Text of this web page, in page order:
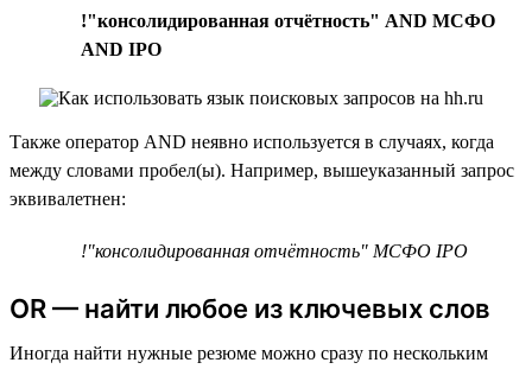
!"консолидированная отчётность" AND МСФО
AND IPO
Также оператор AND неявно используется в случаях, когда
между словами пробел(ы). Например, вышеуказанный запрос
эквивалетнен:
!"консолидированная отчётность" МСФО IPO
OR — найти любое из ключевых слов
Иногда найти нужные резюме можно сразу по нескольким